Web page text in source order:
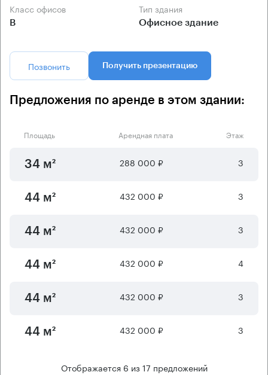
Класс офисов
B
Тип здания
Офисное здание
Позвонить Получить презентацию
Предложения по аренде в этом здании:
Площадь Арендная плата Этаж
34 м² 288 000 ₽ 3
44 м² 432 000 ₽ 3
44 м² 432 000 ₽ 3
44 м² 432 000 ₽ 4
44 м² 432 000 ₽ 3
44 м² 432 000 ₽ 3
Отображается 6 из17 предложений